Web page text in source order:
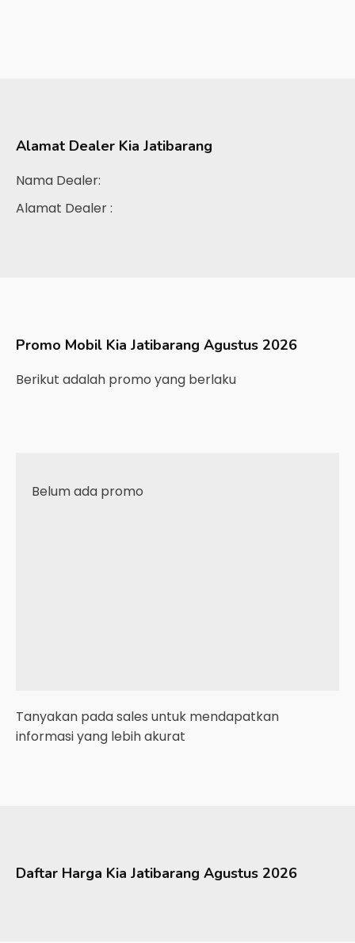
Alamat Dealer Kia Jatibarang
Nama Dealer:
Alamat Dealer :
Promo Mobil Kia Jatibarang Agustus 2026
Berikut adalah promo yang berlaku
Belum ada promo
Tanyakan pada sales untuk mendapatkan
informasi yang lebih akurat
Daftar Harga Kia Jatibarang Agustus 2026